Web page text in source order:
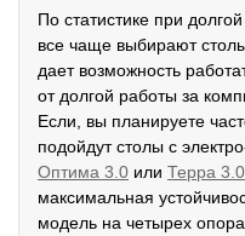
По статистике при
все чаще выбирают
дает возможность
от долгой работы за
Если, вы планируете
подойдут столы с
Оптима 3.0 или Терра 3.0
максимальная
модель на четырех